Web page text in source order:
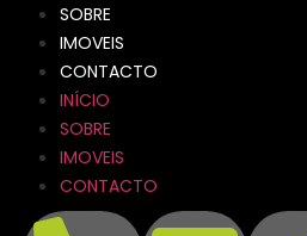
SOBRE
IMOVEIS
CONTACTO
INÍCIO
SOBRE
IMOVEIS
CONTACTO